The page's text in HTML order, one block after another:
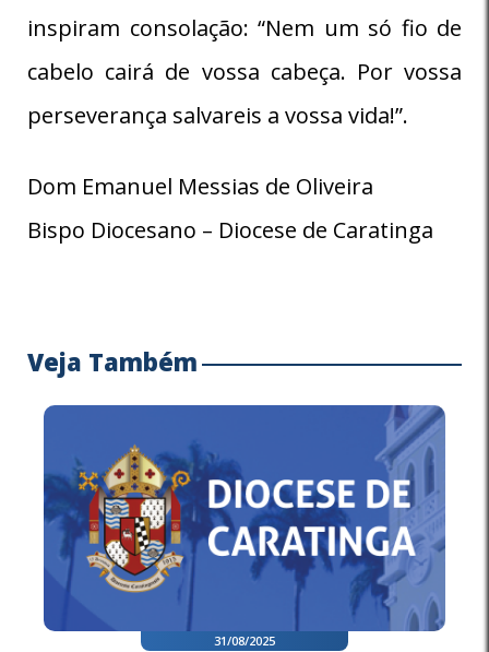
inspiram consolação: “Nem um só fio de
cabelo cairá de vossa cabeça. Por vossa
perseverança salvareis a vossa vida!”.
Dom Emanuel Messias de Oliveira
Bispo Diocesano – Diocese de Caratinga
Veja Também
31/08/2025